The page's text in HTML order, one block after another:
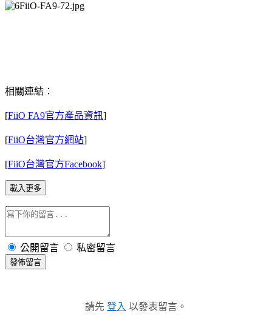
相關連結：
[FiiO FA9官方產品資訊]
[FiiO台灣官方網站]
[FiiO台灣官方Facebook]
載入更多
公開留言 私密留言
發佈留言
請先 登入 以發表留言。